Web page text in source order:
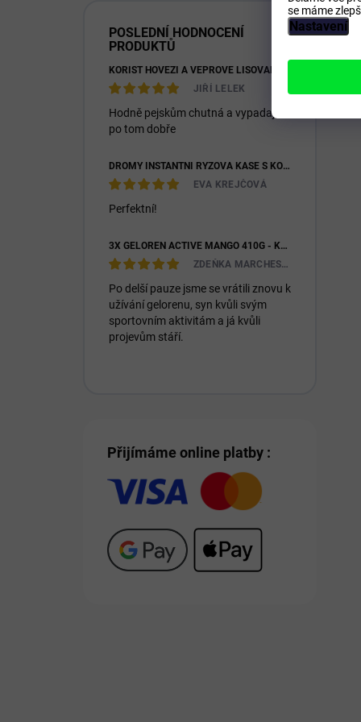
se máme
Nastavení
POSLEDNÍ HODNOCENÍ
PRODUKTŮ
JIŘÍ LELEK
Hodně pejskům chutná a vypadají
po tom dobře
DROMY INSTANTNÍ RÝŽOVÁ KAŠE S KOZÍM MLÉKEM & PREBIOTIKY 1200G
EVA KREJČOVÁ
Perfektní!
3X GELOREN ACTIVE MANGO 410G - KLOUBNÍ VÝŽIVA PRO LIDI (3X 90KS)
ZDEŇKA MARCHESIOVÁ
Po delší pauze jsme se vrátili znovu k
užívání gelorenu, syn kvůli svým
sportovním aktivitám a já kvůli
projevům stáří.
Přijímáme online platby :